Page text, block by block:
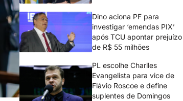
Dino aciona PF para
investigar ‘emendas PIX’
após TCU apontar prejuízo
de R$ 55 milhões
PL escolhe Charlles
Evangelista para vice de
Flávio Roscoe e define
suplentes de Domingos